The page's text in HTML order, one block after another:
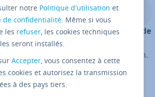
sert à exécuter un bloc de code de
. Les boucles for sont un élément fon­
des langages de pro­gram­ma­tion.
fonc­tionne la boucle for en
l’utiliser.
notre Politique d'utilisation et
de confidentialité. Même si vous
les refuser, les cookies techniques
seront installés.
Accepter, vous consentez à cette
cookies et autorisez la transmission
à des pays tiers.